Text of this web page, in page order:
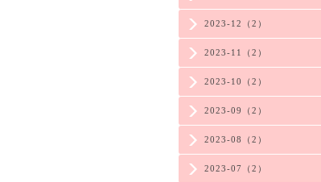
2023-12（2）
2023-11（2）
2023-10（2）
2023-09（2）
2023-08（2）
2023-07（2）